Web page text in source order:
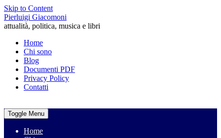
Skip to Content
Pierluigi Giacomoni
attualità, politica, musica e libri
Home
Chi sono
Blog
Documenti PDF
Privacy Policy
Contatti
Toggle Menu
Home